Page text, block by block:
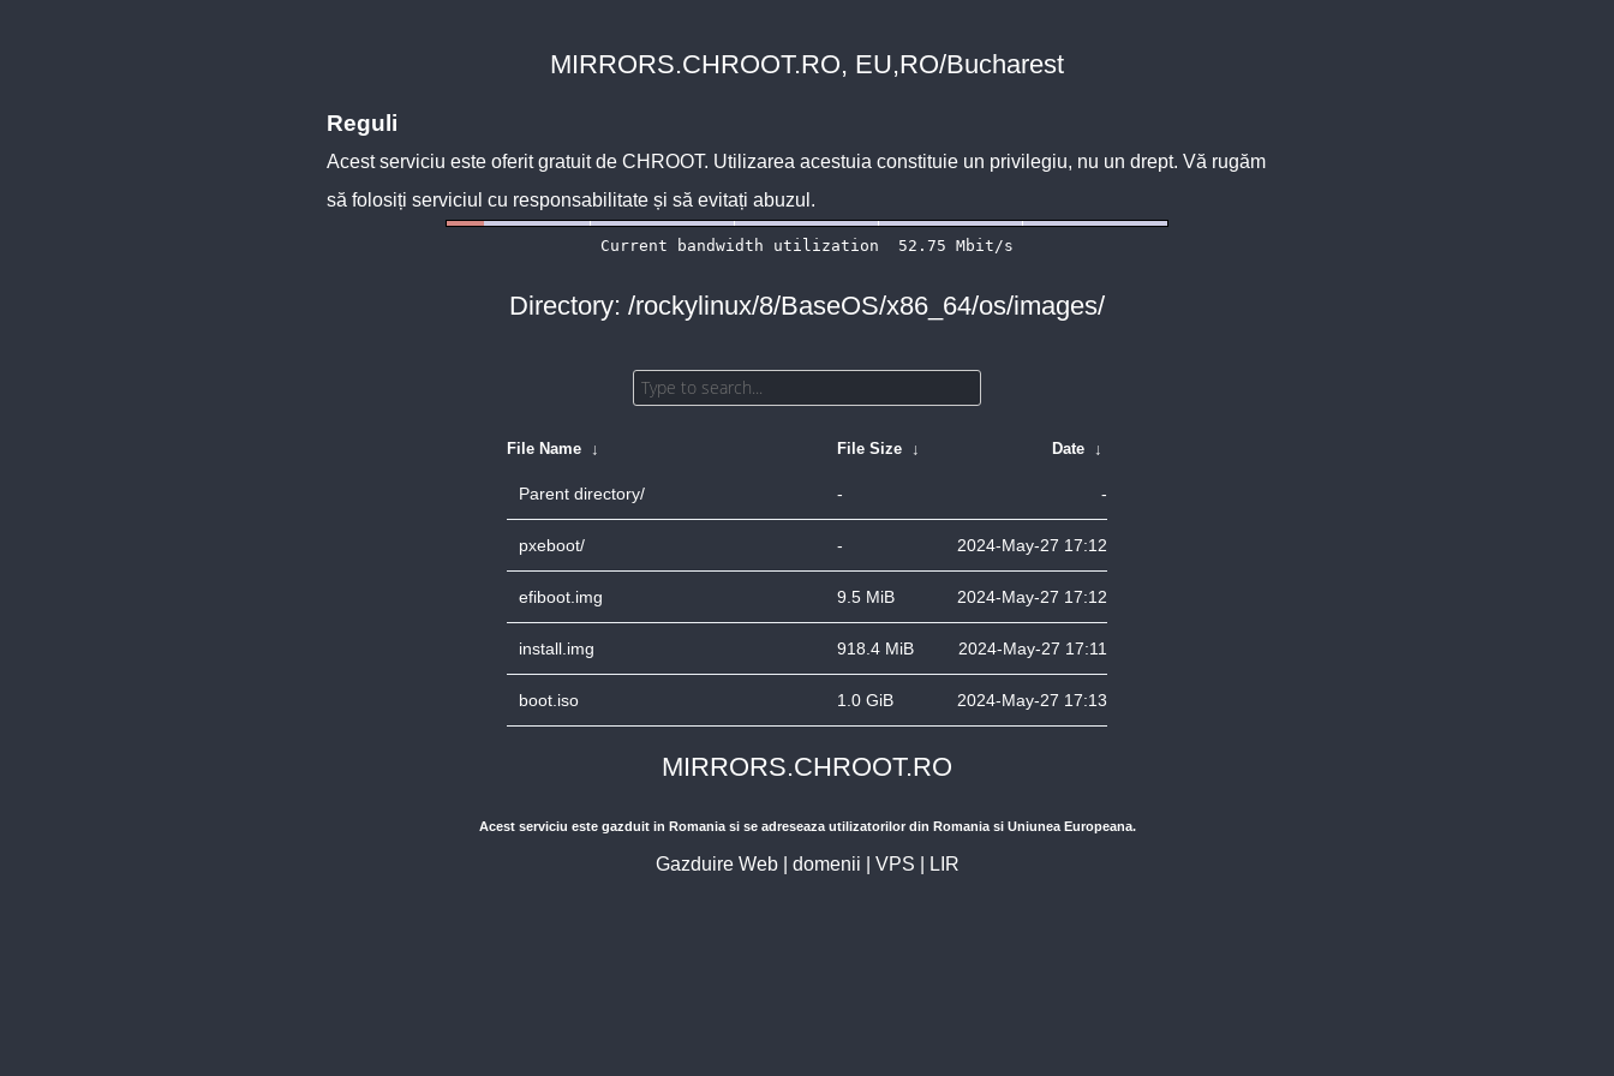
MIRRORS.CHROOT.RO, EU,RO/Bucharest
Reguli
Acest serviciu este oferit gratuit de CHROOT. Utilizarea acestuia constituie un privilegiu, nu un drept. Vă rugăm
să folosiți serviciul cu responsabilitate și să evitați abuzul.
Directory: /rockylinux/8/BaseOS/x86_64/os/images/
File Name ↓ File Size ↓ Date ↓
Parent directory/ - -
pxeboot/ - 2024-May-27 17:12
efiboot.img 9.5 MiB 2024-May-27 17:12
install.img 918.4 MiB 2024-May-27 17:11
boot.iso 1.0 GiB 2024-May-27 17:13
MIRRORS.CHROOT.RO
Acest serviciu este gazduit in Romania si se adreseaza utilizatorilor din Romania si Uniunea Europeana.
Gazduire Web| domenii VPS LIR